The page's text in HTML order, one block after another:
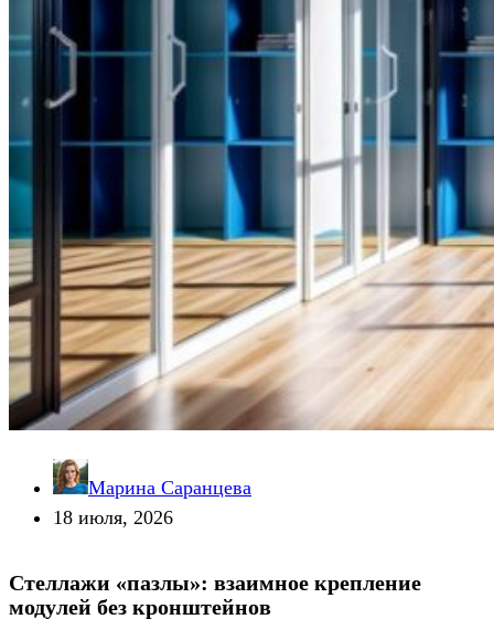
Марина Саранцева
18 июля, 2026
Стеллажи «пазлы»: взаимное крепление
модулей без кронштейнов